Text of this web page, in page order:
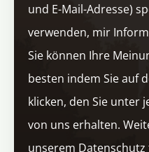
und E-Mail-Adresse)
verwenden, mir
Sie können Ihre
besten indem Sie auf
klicken, den Sie unter
von uns erhalten.
unserem